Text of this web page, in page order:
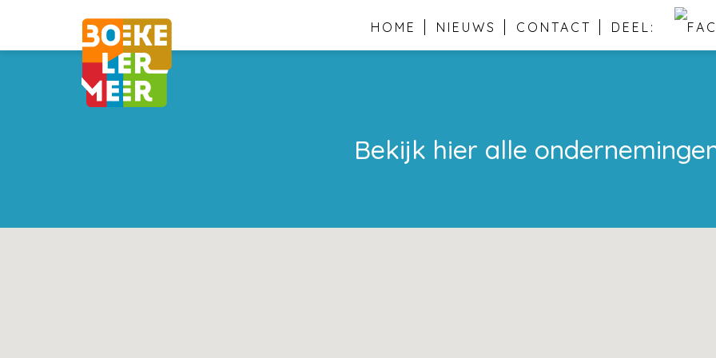
HOME NIEUWS CONTACT DEEL:
Bekijk hier alle